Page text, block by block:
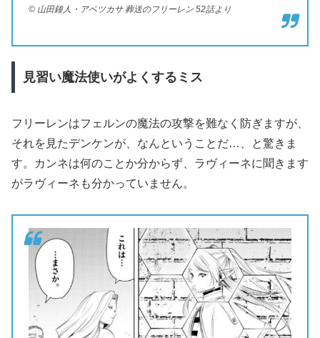
© 山田鐘人・アベツカサ 葬送のフリーレン 52話より
見習い魔法使いがよくするミス
フリーレンはフェルンの魔法の攻撃を難なく防ぎますが、
それを見たデンケンが、なんということだ…、と驚きま
す。カンネは何のことか分からず、ラヴィーネに聞きます
がラヴィーネも分かっていません。